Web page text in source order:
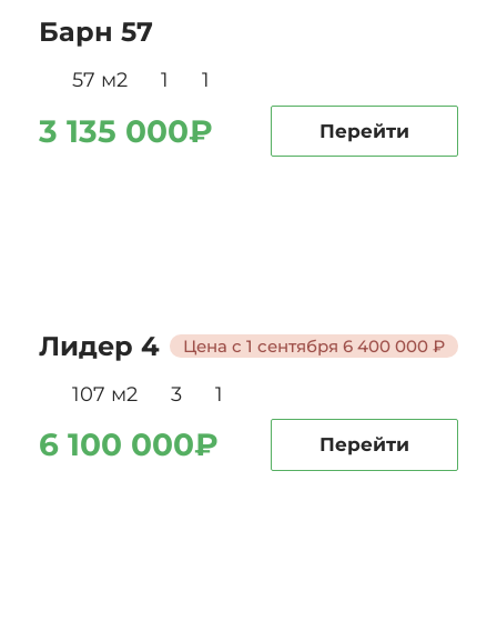
Барн 57
57 м2 1 1
3 135 000₽ Перейти
Лидер 4 Цена с 1 сентября 6 400 000 ₽
107 м2 3 1
6 100 000₽ Перейти